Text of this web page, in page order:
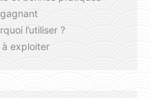
l’utiliser ?
à exploiter